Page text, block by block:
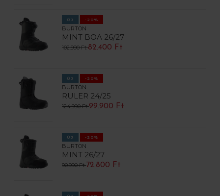
ÚJ -20%
BURTON
MINT BOA 26/27
102.990 Ft82.400 Ft
ÚJ -20%
BURTON
RULER 24/25
124.990 Ft99.900 Ft
ÚJ -20%
BURTON
MINT 26/27
90.990 Ft72.800 Ft